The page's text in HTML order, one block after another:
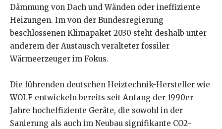
Dämmung von Dach und Wänden oder ineffiziente
Heizungen. Im von der Bundesregierung
beschlossenen Klimapaket 2030 steht deshalb unter
anderem der Austausch veralteter fossiler
Wärmeerzeuger im Fokus.
Die führenden deutschen Heiztechnik-Hersteller wie
WOLF entwickeln bereits seit Anfang der 1990er
Jahre hocheffiziente Geräte, die sowohl in der
Sanierung als auch im Neubau signifikante CO2-